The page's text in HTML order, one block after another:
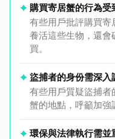
購買寄居蟹的行為受
有些用戶批評購買
養活這些生物，還
買。
盜捕者的身份需深入
有些用戶質疑盜捕
蟹的地點，呼籲加強
環保與法律執行需並